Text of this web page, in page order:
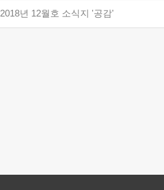
2018년 12월호 소식지 '공감'